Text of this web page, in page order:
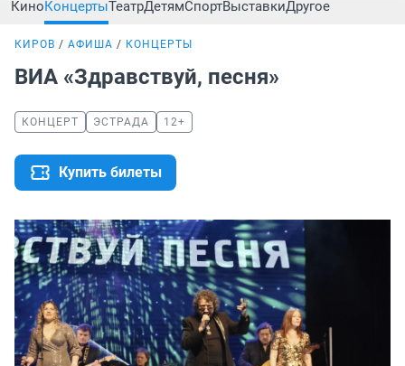
КиноКонцертыТеатрДетямСпортВыставкиДругое
КИРОВ АФИША КОНЦЕРТЫ
ВИА «Здравствуй, песня»
КОНЦЕРТ ЭСТРАДА 12+
Купить билеты